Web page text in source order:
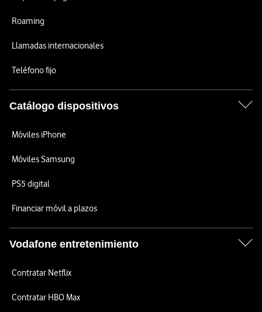
Roaming
Llamadas internacionales
Teléfono fijo
Catálogo dispositivos
Móviles iPhone
Móviles Samsung
PS5 digital
Financiar móvil a plazos
Vodafone entretenimiento
Contratar Netflix
Contratar HBO Max